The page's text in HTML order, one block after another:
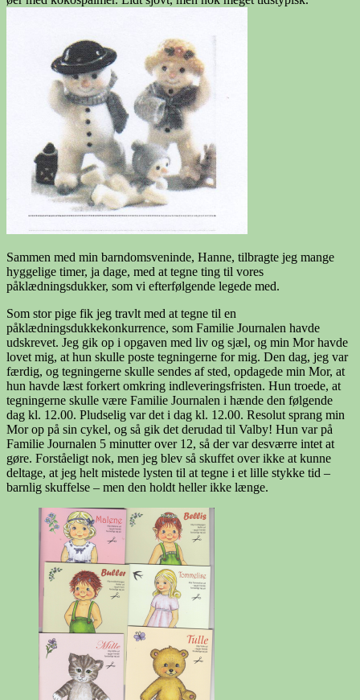
Sammen med min barndomsveninde, Hanne, tilbragte jeg mange
hyggelige timer, ja dage, med at tegne ting til vores
påklædningsdukker, som vi efterfølgende legede med.
Som stor pige fik jeg travlt med at tegne til en
påklædningsdukkekonkurrence, som Familie Journalen havde
udskrevet. Jeg gik op i opgaven med liv og sjæl, og min Mor havde
lovet mig, at hun skulle poste tegningerne for mig. Den dag, jeg var
færdig, og tegningerne skulle sendes af sted, opdagede min Mor, at
hun havde læst forkert omkring indleveringsfristen. Hun troede, at
tegningerne skulle være Familie Journalen i hænde den følgende
dag kl. 12.00. Pludselig var det i dag kl. 12.00. Resolut sprang min
Mor op på sin cykel, og så gik det derudad til Valby! Hun var på
Familie Journalen 5 minutter over 12, så der var desværre intet at
gøre. Forståeligt nok, men jeg blev så skuffet over ikke at kunne
deltage, at jeg helt mistede lysten til at tegne i et lille stykke tid –
barnlig skuffelse – men den holdt heller ikke længe.